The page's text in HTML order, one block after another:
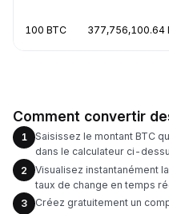
100 BTC 377,756,100.64
Comment convertir
1
Saisissez le montant BTC
dans le calculateur ci-
2
Visualisez instantanément
taux de change en temps
3
Créez gratuitement un